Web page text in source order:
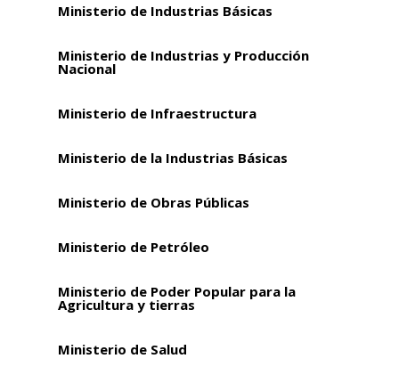
Ministerio de Industrias Básicas
Ministerio de Industrias y Producción
Nacional
Ministerio de Infraestructura
Ministerio de la Industrias Básicas
Ministerio de Obras Públicas
Ministerio de Petróleo
Ministerio de Poder Popular para la
Agricultura y tierras
Ministerio de Salud